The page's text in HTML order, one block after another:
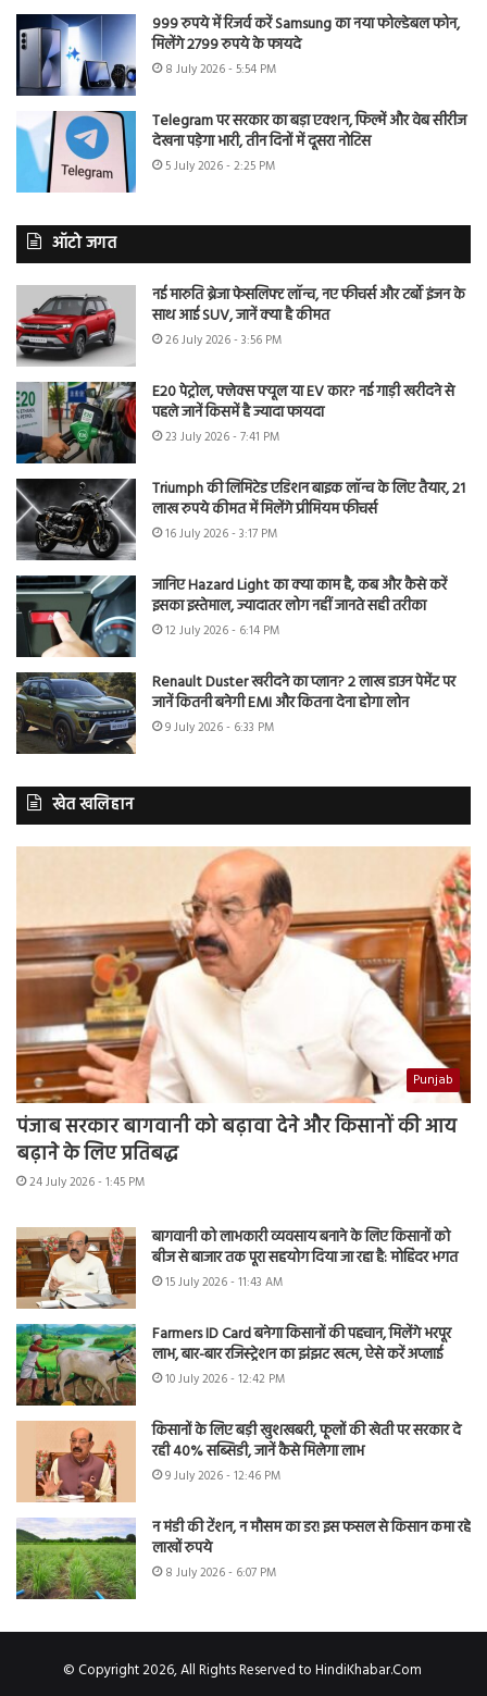
999 रुपये में रिजर्व करें Samsung का नया फोल्डेबल फोन,
मिलेंगे 2799 रुपये के फायदे
8 July 2026 - 5:54 PM
Telegram पर सरकार का बड़ा एक्शन, फिल्में और वेब सीरीज
देखना पड़ेगा भारी, तीन दिनों में दूसरा नोटिस
5 July 2026 - 2:25 PM
ऑटो जगत
नई मारुति ब्रेजा फेसलिफ्ट लॉन्च, नए फीचर्स और टर्बो इंजन के
साथ आई SUV, जानें क्या है कीमत
26 July 2026 - 3:56 PM
E20 पेट्रोल, फ्लेक्स फ्यूल या EV कार? नई गाड़ी खरीदने से
पहले जानें किसमें है ज्यादा फायदा
23 July 2026 - 7:41 PM
Triumph की लिमिटेड एडिशन बाइक लॉन्च के लिए तैयार, 21
लाख रुपये कीमत में मिलेंगे प्रीमियम फीचर्स
16 July 2026 - 3:17 PM
जानिए Hazard Light का क्या काम है, कब और कैसे करें
इसका इस्तेमाल, ज्यादातर लोग नहीं जानते सही तरीका
12 July 2026 - 6:14 PM
Renault Duster खरीदने का प्लान? 2 लाख डाउन पेमेंट पर
जानें कितनी बनेगी EMI और कितना देना होगा लोन
9 July 2026 - 6:33 PM
खेत खलिहान
Punjab
पंजाब सरकार बागवानी को बढ़ावा देने और किसानों की आय
बढ़ाने के लिए प्रतिबद्ध
24 July 2026 - 1:45 PM
बागवानी को लाभकारी व्यवसाय बनाने के लिए किसानों को
बीज से बाजार तक पूरा सहयोग दिया जा रहा है: मोहिंदर भगत
15 July 2026 - 11:43 AM
Farmers ID Card बनेगा किसानों की पहचान, मिलेंगे भरपूर
लाभ, बार-बार रजिस्ट्रेशन का झंझट खत्म, ऐसे करें अप्लाई
10 July 2026 - 12:42 PM
किसानों के लिए बड़ी खुशखबरी, फूलों की खेती पर सरकार दे
रही 40% सब्सिडी, जानें कैसे मिलेगा लाभ
9 July 2026 - 12:46 PM
न मंडी की टेंशन, न मौसम का डर! इस फसल से किसान कमा रहे
लाखों रुपये
8 July 2026 - 6:07 PM
© Copyright 2026, All Rights Reserved to HindiKhabar.Com